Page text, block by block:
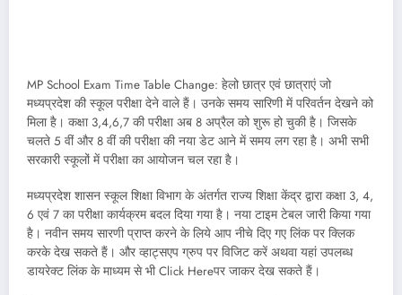
MP School Exam Time Table Change: हेलो छात्र एवं छात्राएं जो
मध्यप्रदेश की स्कूल परीक्षा देने वाले हैं। उनके समय सारिणी में परिवर्तन देखने को
मिला है। कक्षा 3,4,6,7 की परीक्षा अब 8 अप्रैल को शुरू हो चुकी है। जिसके
चलते 5 वीं और 8 वीं की परीक्षा की नया डेट आने में समय लग रहा है। अभी सभी
सरकारी स्कूलों में परीक्षा का आयोजन चल रहा है।
मध्यप्रदेश शासन स्कूल शिक्षा विभाग के अंतर्गत राज्य शिक्षा केंद्र द्वारा कक्षा 3, 4,
6 एवं 7 का परीक्षा कार्यक्रम बदल दिया गया है। नया टाइम टेबल जारी किया गया
है। नवीन समय सारणी प्राप्त करने के लिये आप नीचे दिए गए लिंक पर क्लिक
करके देख सकते हैं। और व्हाट्सएप ग्रुप पर विजिट करें अथवा यहां उपलब्ध
डायरेक्ट लिंक के माध्यम से भी Click Hereपर जाकर देख सकते हैं।